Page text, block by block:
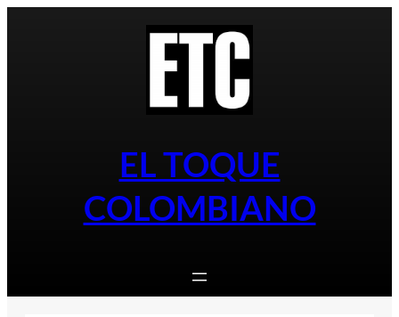
EL TOQUE
COLOMBIANO